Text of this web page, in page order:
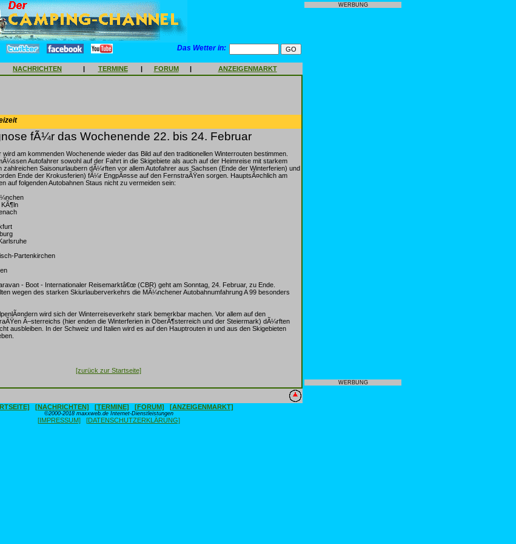
Das Wetter in:
NACHRICHTEN | TERMINE | FORUM | ANZEIGENMARKT
fÃ¼r das Wochenende 22. bis 24. Februar
am kommenden Wochenende wieder das Bild auf den traditionellen Winterrouten bestimmen.
Autofahrer sowohl auf der Fahrt in die Skigebiete als auch auf der Heimreise mit starkem
zahlreichen Saisonurlaubern dÃ¼rften vor allem Autofahrer aus Sachsen (Ende der Winterferien) und
Ende der Krokusferien) fÃ¼r EngpÃ¤sse auf den FernstraÃŸen sorgen. HauptsÃ¤chlich am
auf folgenden Autobahnen Staus nicht zu vermeiden sein:
Partenkirchen
- Boot - Internationaler Reisemarktâ€œ (CBR) geht am Sonntag, 24. Februar, zu Ende.
wegen des starken Skiurlauberverkehrs die MÃ¼nchener Autobahnumfahrung A 99 besonders
wird sich der Winterreiseverkehr stark bemerkbar machen. Vor allem auf den
Ã–sterreichs (hier enden die Winterferien in OberÃ¶sterreich und der Steiermark) dÃ¼rften
ausbleiben. In der Schweiz und Italien wird es auf den Hauptrouten in und aus den Skigebieten
[zurück zur Startseite]
[NACHRICHTEN] [TERMINE] [FORUM] [ANZEIGENMARKT]
©2000-2018 maxxweb.de Internet-Dienstleistungen
[IMPRESSUM] [DATENSCHUTZERKLÄRUNG]
WERBUNG
WERBUNG